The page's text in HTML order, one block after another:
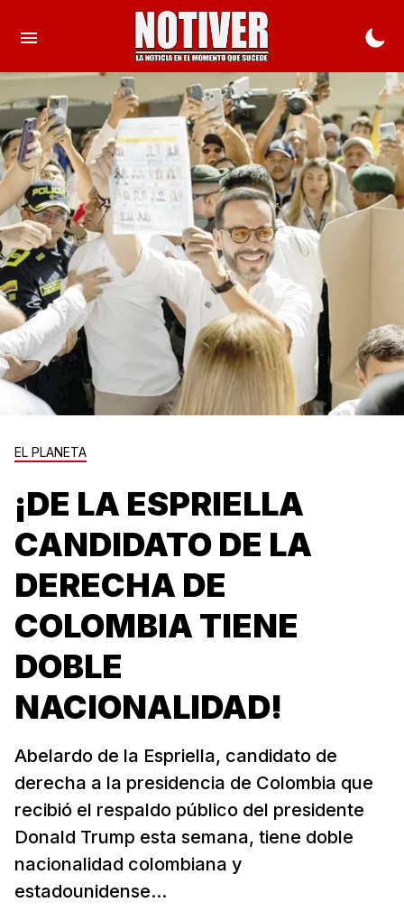
EL PLANETA
¡DE LA ESPRIELLA
CANDIDATO DE LA
DERECHA DE
COLOMBIA TIENE
DOBLE
NACIONALIDAD!
Abelardo de la Espriella, candidato de
derecha a la presidencia de Colombia que
recibió el respaldo público del presidente
Donald Trump esta semana, tiene doble
nacionalidad colombiana y
estadounidense...